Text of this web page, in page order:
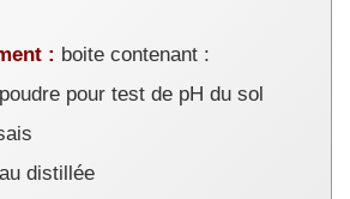
: boite contenant :
pour test de pH du sol
distillée